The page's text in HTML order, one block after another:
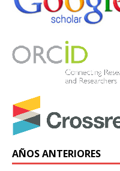
AÑOS ANTERIORES